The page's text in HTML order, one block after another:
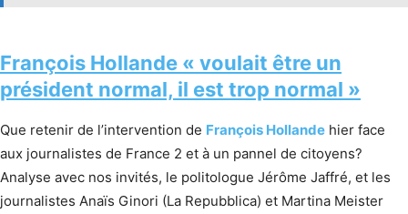
François Hollande « voulait être un
président normal, il est trop normal »
Que retenir de l’intervention de François Hollande hier face
aux journalistes de France 2 et à un pannel de citoyens?
Analyse avec nos invités, le politologue Jérôme Jaffré, et les
journalistes Anaïs Ginori (La Repubblica) et Martina Meister